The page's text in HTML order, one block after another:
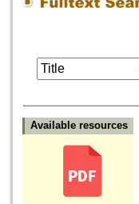
Available resources